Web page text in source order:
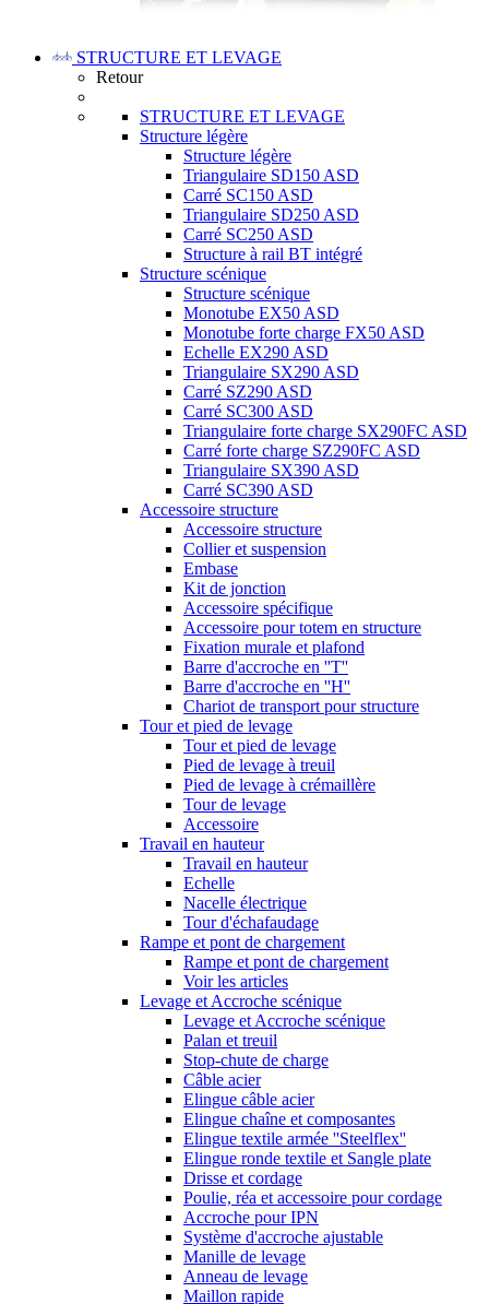
STRUCTURE ET LEVAGE
Retour
STRUCTURE ET LEVAGE
Structure légère
Structure légère
Triangulaire SD150 ASD
Carré SC150 ASD
Triangulaire SD250 ASD
Carré SC250 ASD
Structure à rail BT intégré
Structure scénique
Structure scénique
Monotube EX50 ASD
Monotube forte charge FX50 ASD
Echelle EX290 ASD
Triangulaire SX290 ASD
Carré SZ290 ASD
Carré SC300 ASD
Triangulaire forte charge SX290FC ASD
Carré forte charge SZ290FC ASD
Triangulaire SX390 ASD
Carré SC390 ASD
Accessoire structure
Accessoire structure
Collier et suspension
Embase
Kit de jonction
Accessoire spécifique
Accessoire pour totem en structure
Fixation murale et plafond
Barre d'accroche en ''T''
Barre d'accroche en ''H''
Chariot de transport pour structure
Tour et pied de levage
Tour et pied de levage
Pied de levage à treuil
Pied de levage à crémaillère
Tour de levage
Accessoire
Travail en hauteur
Travail en hauteur
Echelle
Nacelle électrique
Tour d'échafaudage
Rampe et pont de chargement
Rampe et pont de chargement
Voir les articles
Levage et Accroche scénique
Levage et Accroche scénique
Palan et treuil
Stop-chute de charge
Câble acier
Elingue câble acier
Elingue chaîne et composantes
Elingue textile armée ''Steelflex''
Elingue ronde textile et Sangle plate
Drisse et cordage
Poulie, réa et accessoire pour cordage
Accroche pour IPN
Système d'accroche ajustable
Manille de levage
Anneau de levage
Maillon rapide